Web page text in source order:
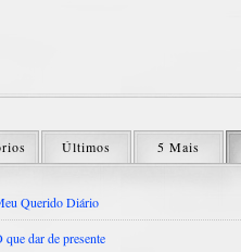
Últimos 5 Mais
Querido Diário
que dar de presente